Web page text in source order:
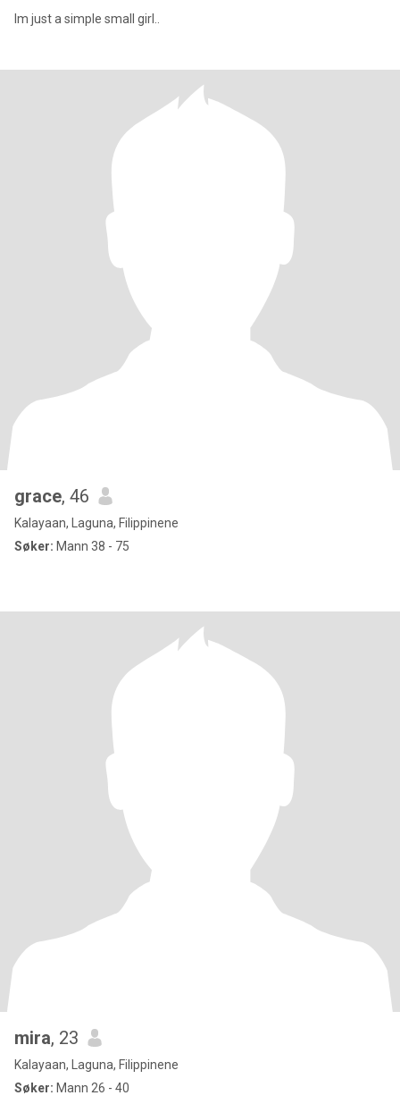
Im just a simple small girl..
grace, 46
Kalayaan, Laguna, Filippinene
Søker: Mann 38 - 75
mira, 23
Kalayaan, Laguna, Filippinene
Søker: Mann 26 - 40